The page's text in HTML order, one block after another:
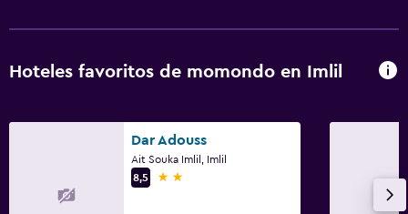
Hoteles favoritos de momondo en Imlil
Dar Adouss
Ait Souka Imlil, Imlil
8,5
2 estrellas